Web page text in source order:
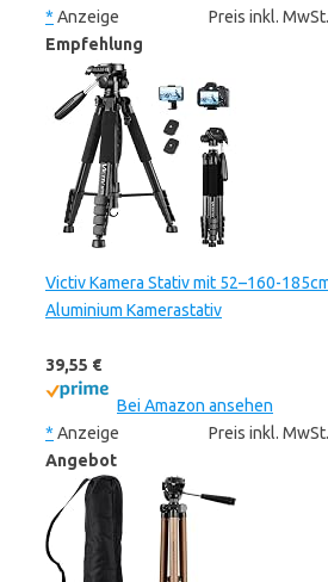
* Anzeige
Preis inkl.
Empfehlung
Victiv Kamera Stativ mit 52–160-
Aluminium Kamerastativ
39,55 €
Bei Amazon ansehen
* Anzeige
Preis inkl.
Angebot